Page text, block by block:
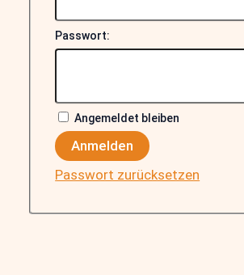
Passwort:
Angemeldet bleiben
Anmelden
Passwort zurücksetzen